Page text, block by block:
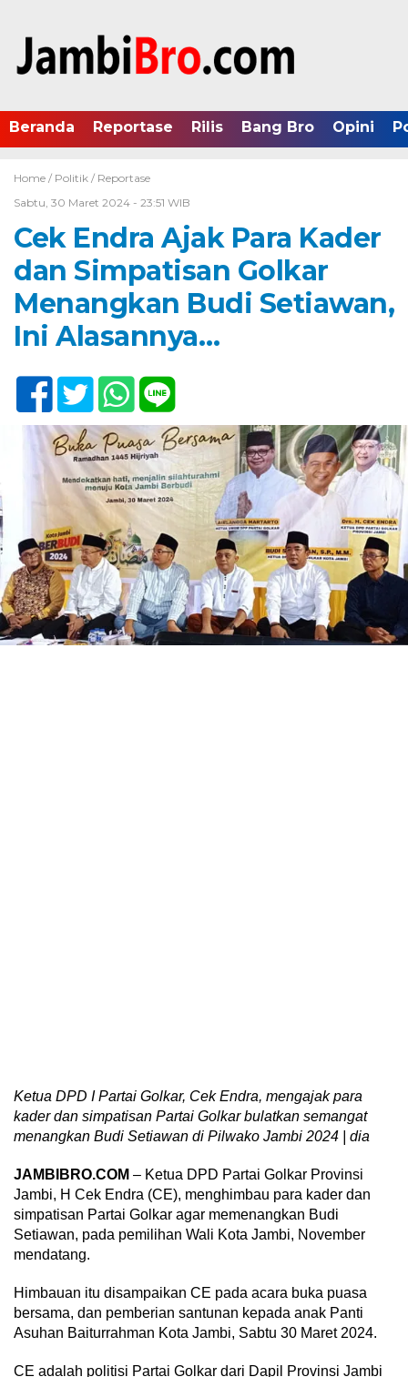
Beranda Reportase Rilis Bang Bro Opini
Home / Politik / Reportase
Sabtu, 30 Maret 2024 - 23:51 WIB
Cek Endra Ajak Para Kader
dan Simpatisan Golkar
Menangkan Budi Setiawan,
Ini Alasannya…
Ketua DPD I Partai Golkar, Cek Endra, mengajak para
kader dan simpatisan Partai Golkar bulatkan semangat
menangkan Budi Setiawan di Pilwako Jambi 2024 | dia
JAMBIBRO.COM – Ketua DPD Partai Golkar Provinsi
Jambi, H Cek Endra (CE), menghimbau para kader dan
simpatisan Partai Golkar agar memenangkan Budi
Setiawan, pada pemilihan Wali Kota Jambi, November
mendatang.
Himbauan itu disampaikan CE pada acara buka puasa
bersama, dan pemberian santunan kepada anak Panti
Asuhan Baiturrahman Kota Jambi, Sabtu 30 Maret 2024.
CE adalah politisi Partai Golkar dari Dapil Provinsi Jambi